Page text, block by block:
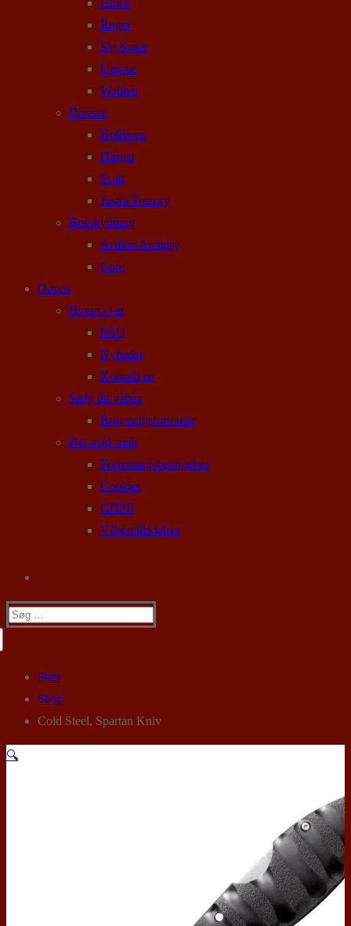
Ruger
Sig Sauer
Unique
Walther
Diverse
Holderen
iTarget
Scatt
Justra Trezory
Bueskydning
Avalon Archery
Core
Om os
Hvem vi er
FAQ
Nyheder
Kontakt os
Sælg dit våben
Brugtsalgsformular
Det med småt
Forretningsbetingelser
Cookies
GDPR
Våbentilladelser
Søg
Start
Shop
Cold Steel, Spartan Kniv
🔍